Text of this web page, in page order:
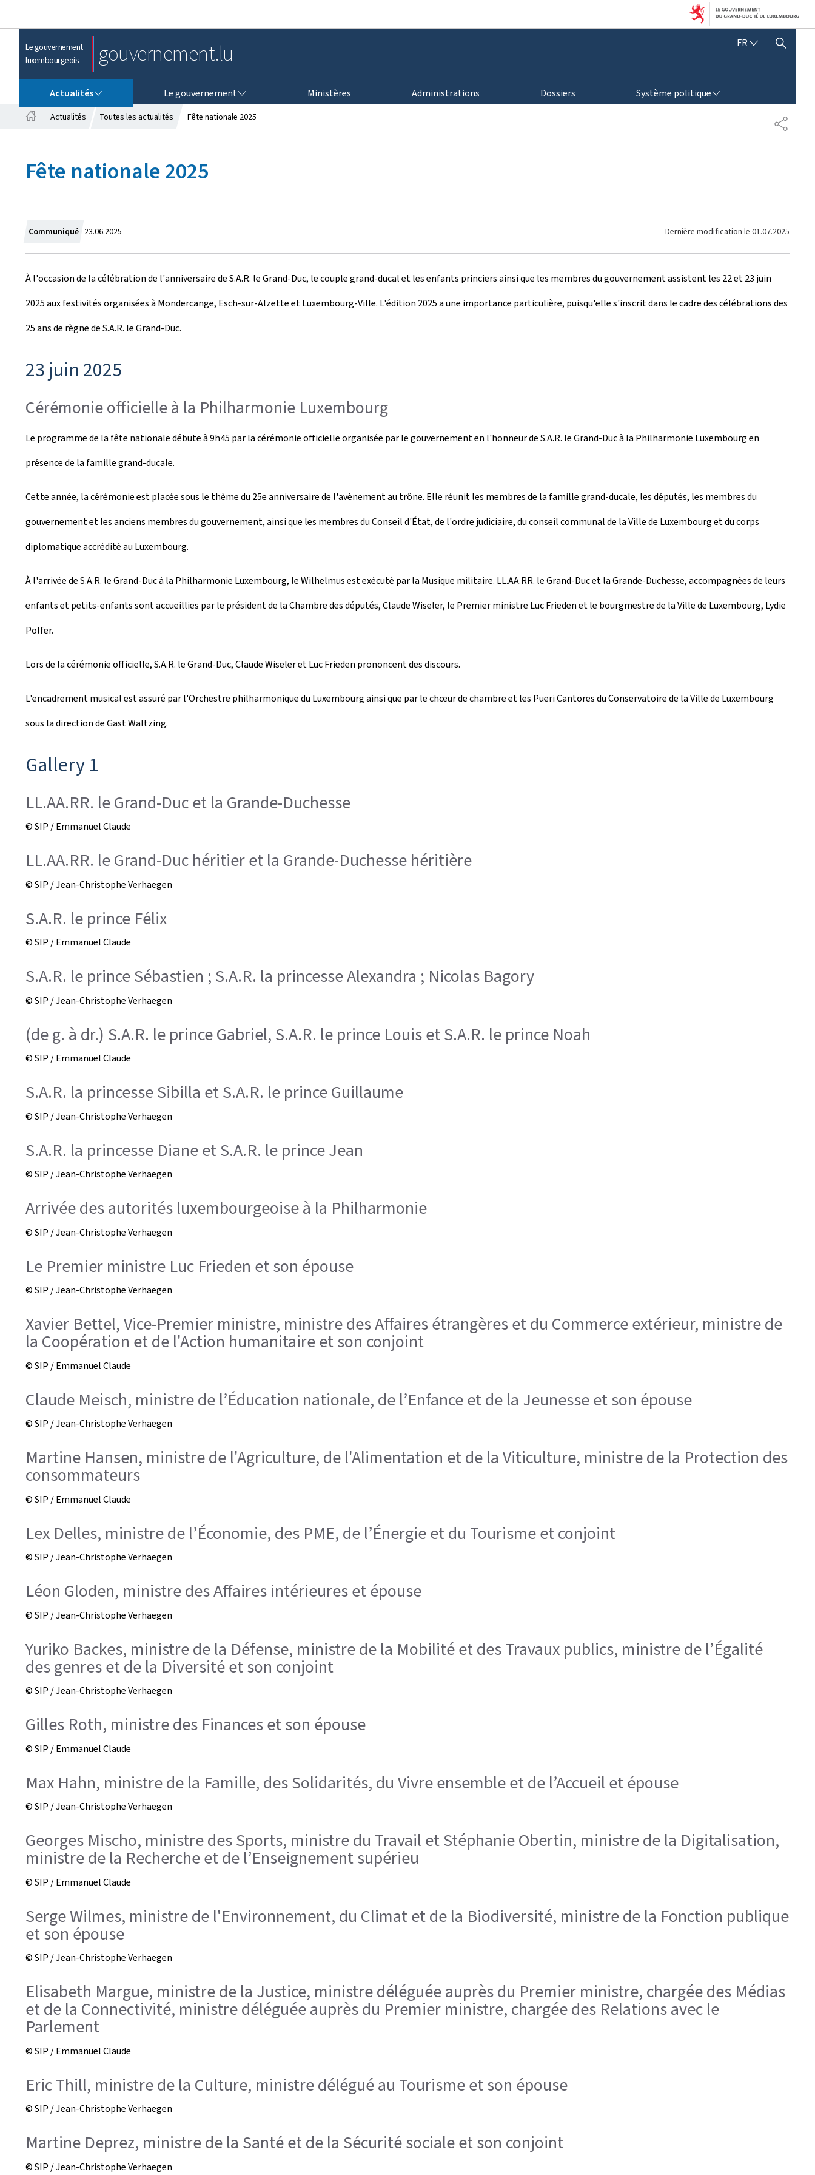
Le gouvernement
luxembourgeois
gouvernement.lu FRF
A
AFFICHER / MASQUER LA RECHERCHE
Actualités Le gouvernement Ministères Administrations Dossiers Système politique
P
A
u
e
Actualités Toutes les actualités Fête nationale 2025
Fête nationale 2025
Communiqué C
r
é
e
l
23.06.2025 Dernière modification le 01.07.2025
À l'occasion de la célébration de l'anniversaire de S.A.R. le Grand-Duc, le couple grand-ducal et les enfants princiers ainsi que les membres du gouvernement assistent les 22 et 23 juin
2025 aux festivités organisées à Mondercange, Esch-sur-Alzette et Luxembourg-Ville. L'édition 2025 a une importance particulière, puisqu'elle s'inscrit dans le cadre des célébrations des
25 ans de règne de S.A.R. le Grand-Duc.
23 juin 2025
Cérémonie officielle à la Philharmonie Luxembourg
Le programme de la fête nationale débute à 9h45 par la cérémonie officielle organisée par le gouvernement en l'honneur de S.A.R. le Grand-Duc à la Philharmonie Luxembourg en
présence de la famille grand-ducale.
Cette année, la cérémonie est placée sous le thème du 25e anniversaire de l'avènement au trône. Elle réunit les membres de la famille grand-ducale, les députés, les membres du
gouvernement et les anciens membres du gouvernement, ainsi que les membres du Conseil d'État, de l'ordre judiciaire, du conseil communal de la Ville de Luxembourg et du corps
diplomatique accrédité au Luxembourg.
À l'arrivée de S.A.R. le Grand-Duc à la Philharmonie Luxembourg, le Wilhelmus est exécuté par la Musique militaire. LL.AA.RR. le Grand-Duc et la Grande-Duchesse, accompagnées de leurs
enfants et petits-enfants sont accueillies par le président de la Chambre des députés, Claude Wiseler, le Premier ministre Luc Frieden et le bourgmestre de la Ville de Luxembourg, Lydie
Polfer.
Lors de la cérémonie officielle, S.A.R. le Grand-Duc, Claude Wiseler et Luc Frieden prononcent des discours.
L'encadrement musical est assuré par l'Orchestre philharmonique du Luxembourg ainsi que par le chœur de chambre et les Pueri Cantores du Conservatoire de la Ville de Luxembourg
sous la direction de Gast Waltzing.
Gallery 1
LL.AA.RR. le Grand-Duc et la Grande-Duchesse
© SIP / Emmanuel Claude
LL.AA.RR. le Grand-Duc héritier et la Grande-Duchesse héritière
© SIP / Jean-Christophe Verhaegen
S.A.R. le prince Félix
© SIP / Emmanuel Claude
S.A.R. le prince Sébastien ; S.A.R. la princesse Alexandra ; Nicolas Bagory
© SIP / Jean-Christophe Verhaegen
(de g. à dr.) S.A.R. le prince Gabriel, S.A.R. le prince Louis et S.A.R. le prince Noah
© SIP / Emmanuel Claude
S.A.R. la princesse Sibilla et S.A.R. le prince Guillaume
© SIP / Jean-Christophe Verhaegen
S.A.R. la princesse Diane et S.A.R. le prince Jean
© SIP / Jean-Christophe Verhaegen
Arrivée des autorités luxembourgeoise à la Philharmonie
© SIP / Jean-Christophe Verhaegen
Le Premier ministre Luc Frieden et son épouse
© SIP / Jean-Christophe Verhaegen
Xavier Bettel, Vice-Premier ministre, ministre des Affaires étrangères et du Commerce extérieur, ministre de
la Coopération et de l'Action humanitaire et son conjoint
© SIP / Emmanuel Claude
Claude Meisch, ministre de l’Éducation nationale, de l’Enfance et de la Jeunesse et son épouse
© SIP / Jean-Christophe Verhaegen
Martine Hansen, ministre de l'Agriculture, de l'Alimentation et de la Viticulture, ministre de la Protection des
consommateurs
© SIP / Emmanuel Claude
Lex Delles, ministre de l’Économie, des PME, de l’Énergie et du Tourisme et conjoint
© SIP / Jean-Christophe Verhaegen
Léon Gloden, ministre des Affaires intérieures et épouse
© SIP / Jean-Christophe Verhaegen
Yuriko Backes, ministre de la Défense, ministre de la Mobilité et des Travaux publics, ministre de l’Égalité
des genres et de la Diversité et son conjoint
© SIP / Jean-Christophe Verhaegen
Gilles Roth, ministre des Finances et son épouse
© SIP / Emmanuel Claude
Max Hahn, ministre de la Famille, des Solidarités, du Vivre ensemble et de l’Accueil et épouse
© SIP / Jean-Christophe Verhaegen
Georges Mischo, ministre des Sports, ministre du Travail et Stéphanie Obertin, ministre de la Digitalisation,
ministre de la Recherche et de l’Enseignement supérieu
© SIP / Emmanuel Claude
Serge Wilmes, ministre de l'Environnement, du Climat et de la Biodiversité, ministre de la Fonction publique
et son épouse
© SIP / Jean-Christophe Verhaegen
Elisabeth Margue, ministre de la Justice, ministre déléguée auprès du Premier ministre, chargée des Médias
et de la Connectivité, ministre déléguée auprès du Premier ministre, chargée des Relations avec le
Parlement
© SIP / Emmanuel Claude
Eric Thill, ministre de la Culture, ministre délégué au Tourisme et son épouse
© SIP / Jean-Christophe Verhaegen
Martine Deprez, ministre de la Santé et de la Sécurité sociale et son conjoint
© SIP / Jean-Christophe Verhaegen